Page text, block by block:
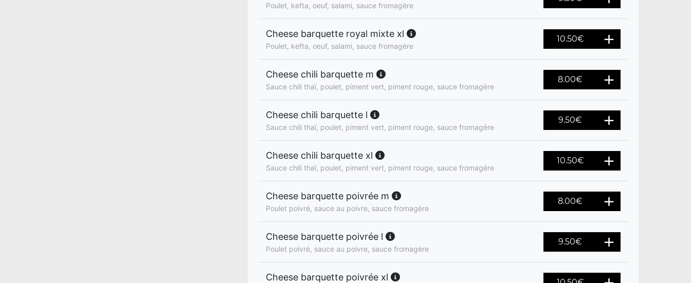
Poulet, kefta, oeuf, salami, sauce fromagère
Cheese barquette royal mixte xl
Poulet, kefta, oeuf, salami, sauce fromagère
10.50€
Cheese chili barquette m
Sauce chili thaï, poulet, piment vert, piment rouge, sauce fromagère
8.00€
Cheese chili barquette l
Sauce chili thaï, poulet, piment vert, piment rouge, sauce fromagère
9.50€
Cheese chili barquette xl
Sauce chili thaï, poulet, piment vert, piment rouge, sauce fromagère
10.50€
Cheese barquette poivrée m
Poulet poivré, sauce au poivre, sauce fromagère
8.00€
Cheese barquette poivrée l
Poulet poivré, sauce au poivre, sauce fromagère
9.50€
Cheese barquette poivrée xl